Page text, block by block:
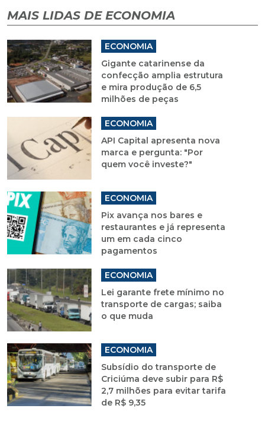
MAIS LIDAS DE ECONOMIA
ECONOMIA
Gigante catarinense da
confecção amplia estrutura
e mira produção de 6,5
milhões de peças
ECONOMIA
API Capital apresenta nova
marca e pergunta: "Por
quem você investe?"
ECONOMIA
Pix avança nos bares e
restaurantes e já representa
um em cada cinco
pagamentos
ECONOMIA
Lei garante frete mínimo no
transporte de cargas; saiba
o que muda
ECONOMIA
Subsídio do transporte de
Criciúma deve subir para R$
2,7 milhões para evitar tarifa
de R$ 9,35